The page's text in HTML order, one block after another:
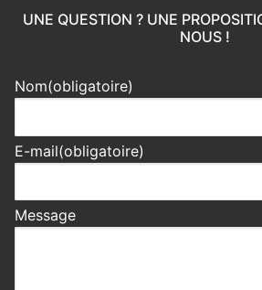
UNE QUESTION ? UNE
NOUS !
Nom(obligatoire)
E-mail(obligatoire)
Message